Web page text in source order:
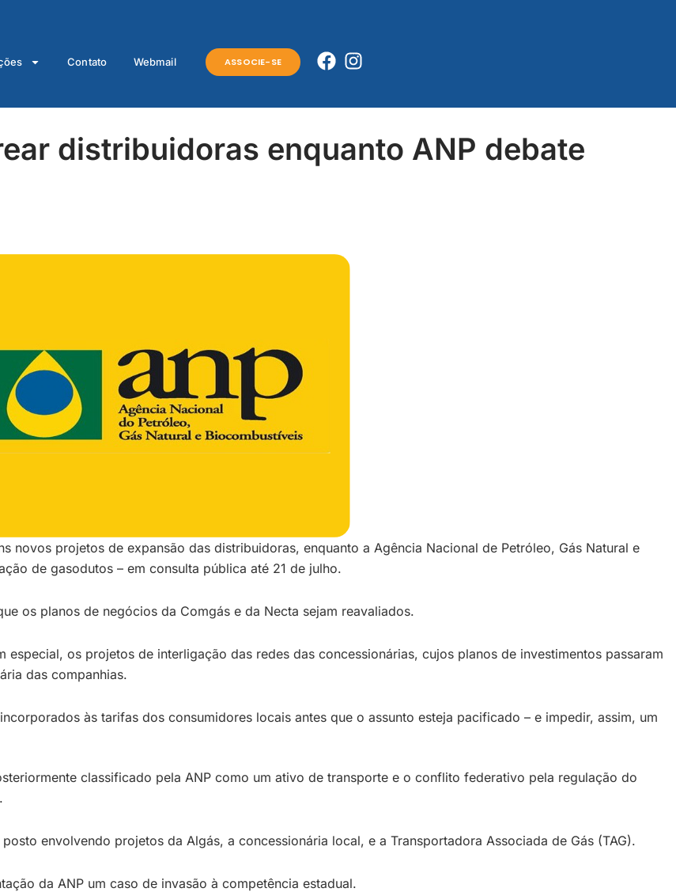
Contato Webmail ASSOCIE-SE Facebook
Instagram
distribuidoras enquanto ANP debate
novos projetos de expansão das distribuidoras, enquanto a Agência Nacional de Petróleo, Gás Natural e
de gasodutos – em consulta pública até 21 de julho.
os planos de negócios da Comgás e da Necta sejam reavaliados.
os projetos de interligação das redes das concessionárias, cujos planos de investimentos passaram
das companhias.
às tarifas dos consumidores locais antes que o assunto esteja pacificado – e impedir, assim, um
classificado pela ANP como um ativo de transporte e o conflito federativo pela regulação do
envolvendo projetos da Algás, a concessionária local, e a Transportadora Associada de Gás (TAG).
da ANP um caso de invasão à competência estadual.